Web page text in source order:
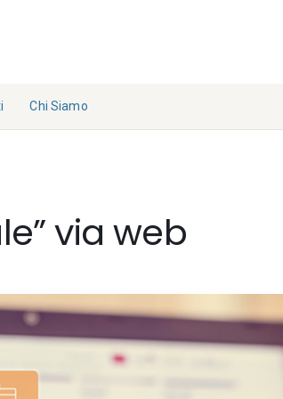
Chi Siamo
Collabo
ra con
Contat
ti
via web